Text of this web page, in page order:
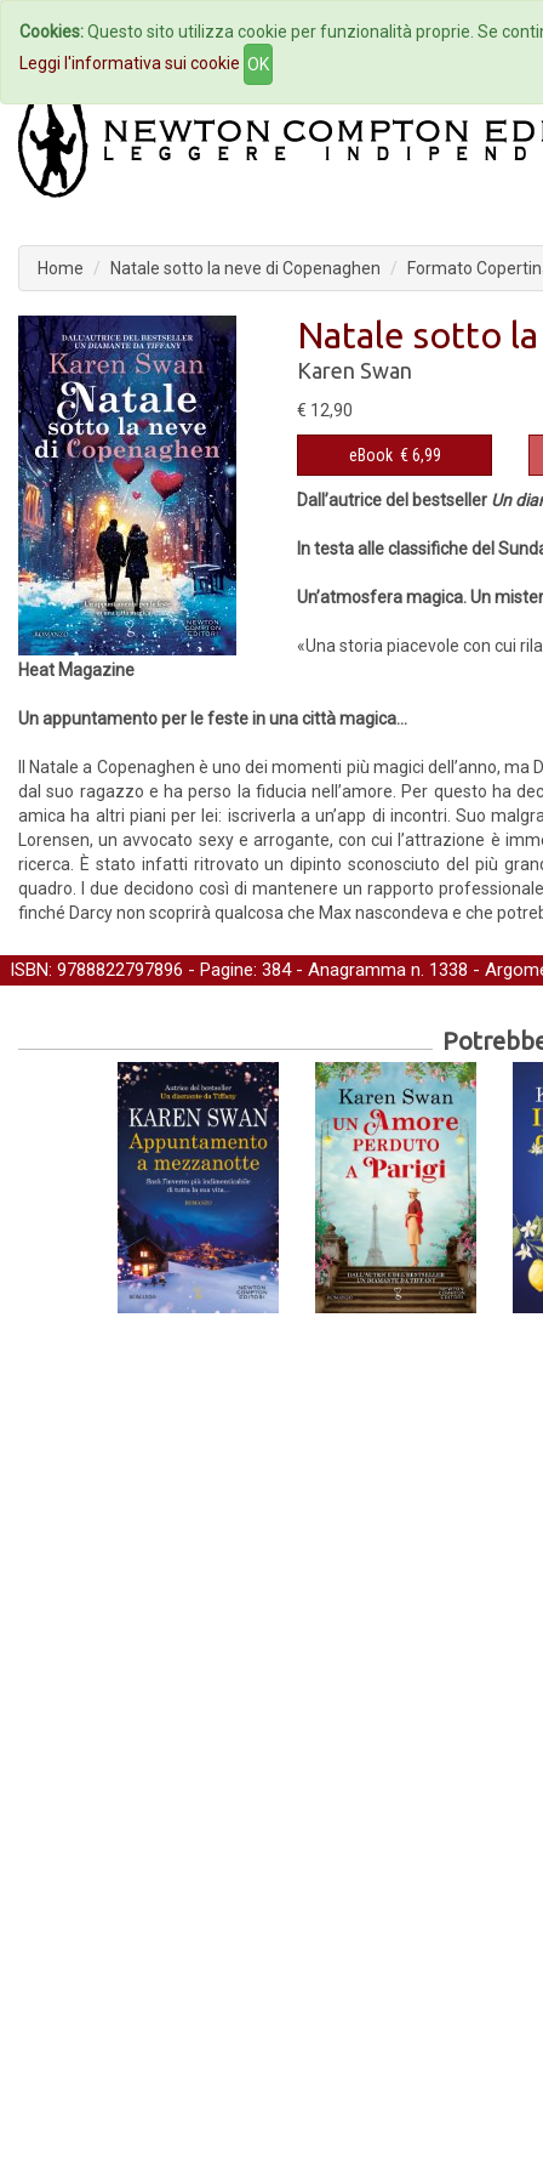
Home Autori Eventi
Home Natale sotto la neve di Copenaghen Formato
Natale sotto
Karen Swan
€ 12,90
eBook € 6,99
Dall’autrice del bestseller Un
In testa alle classifiche del
Un’atmosfera magica. Un
«Una storia piacevole con cui
Heat Magazine
Un appuntamento per le feste in una città magica...
Il Natale a Copenaghen è uno dei momenti più magici dell’anno,
dal suo ragazzo e ha perso la fiducia nell’amore. Per questo ha
amica ha altri piani per lei: iscriverla a un’app di incontri. Suo
Lorensen, un avvocato sexy e arrogante, con cui l’attrazione è
ricerca. È stato infatti ritrovato un dipinto sconosciuto del più
quadro. I due decidono così di mantenere un rapporto
finché Darcy non scoprirà qualcosa che Max nascondeva e che
ISBN: 9788822797896 - Pagine: 384 - Anagramma n. 1338 -
Cookies:Questo sito utilizza cookie per funzionalità proprie. Se
Leggi l'informativa sui cookie OK